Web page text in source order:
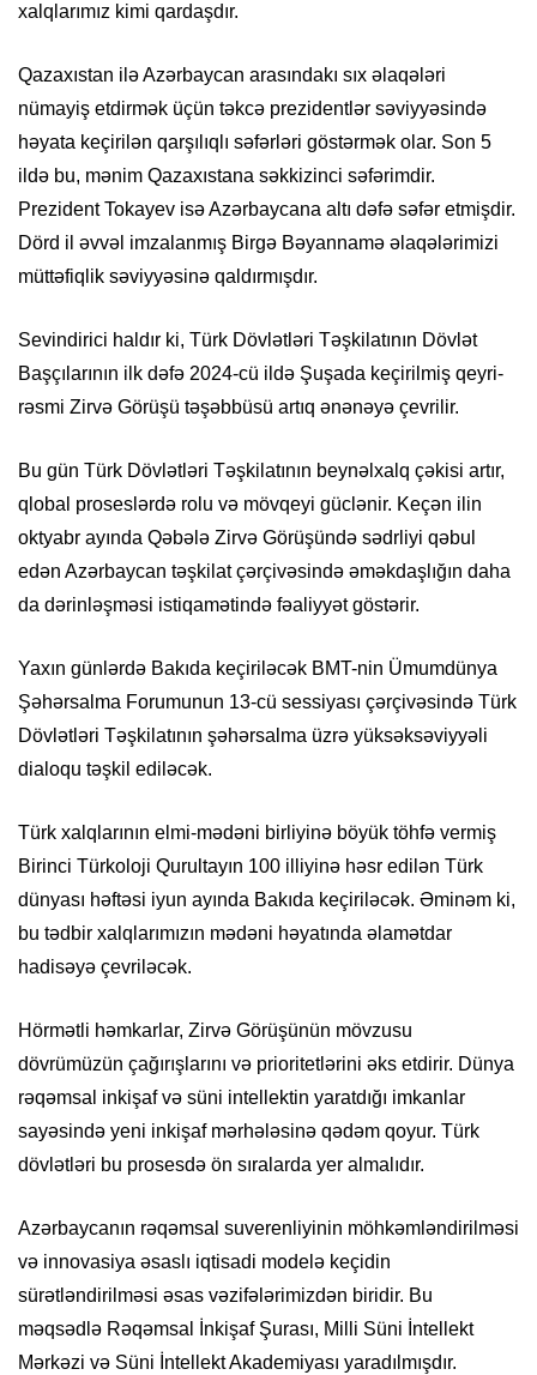
xalqlarımız kimi qardaşdır.
Qazaxıstan ilə Azərbaycan arasındakı sıx əlaqələri
nümayiş etdirmək üçün təkcə prezidentlər səviyyəsində
həyata keçirilən qarşılıqlı səfərləri göstərmək olar. Son 5
ildə bu, mənim Qazaxıstana səkkizinci səfərimdir.
Prezident Tokayev isə Azərbaycana altı dəfə səfər etmişdir.
Dörd il əvvəl imzalanmış Birgə Bəyannamə əlaqələrimizi
müttəfiqlik səviyyəsinə qaldırmışdır.
Sevindirici haldır ki, Türk Dövlətləri Təşkilatının Dövlət
Başçılarının ilk dəfə 2024-cü ildə Şuşada keçirilmiş qeyri-
rəsmi Zirvə Görüşü təşəbbüsü artıq ənənəyə çevrilir.
Bu gün Türk Dövlətləri Təşkilatının beynəlxalq çəkisi artır,
qlobal proseslərdə rolu və mövqeyi güclənir. Keçən ilin
oktyabr ayında Qəbələ Zirvə Görüşündə sədrliyi qəbul
edən Azərbaycan təşkilat çərçivəsində əməkdaşlığın daha
da dərinləşməsi istiqamətində fəaliyyət göstərir.
Yaxın günlərdə Bakıda keçiriləcək BMT-nin Ümumdünya
Şəhərsalma Forumunun 13-cü sessiyası çərçivəsində Türk
Dövlətləri Təşkilatının şəhərsalma üzrə yüksəksəviyyəli
dialoqu təşkil ediləcək.
Türk xalqlarının elmi-mədəni birliyinə böyük töhfə vermiş
Birinci Türkoloji Qurultayın 100 illiyinə həsr edilən Türk
dünyası həftəsi iyun ayında Bakıda keçiriləcək. Əminəm ki,
bu tədbir xalqlarımızın mədəni həyatında əlamətdar
hadisəyə çevriləcək.
Hörmətli həmkarlar, Zirvə Görüşünün mövzusu
dövrümüzün çağırışlarını və prioritetlərini əks etdirir. Dünya
rəqəmsal inkişaf və süni intellektin yaratdığı imkanlar
sayəsində yeni inkişaf mərhələsinə qədəm qoyur. Türk
dövlətləri bu prosesdə ön sıralarda yer almalıdır.
Azərbaycanın rəqəmsal suverenliyinin möhkəmləndirilməsi
və innovasiya əsaslı iqtisadi modelə keçidin
sürətləndirilməsi əsas vəzifələrimizdən biridir. Bu
məqsədlə Rəqəmsal İnkişaf Şurası, Milli Süni İntellekt
Mərkəzi və Süni İntellekt Akademiyası yaradılmışdır.